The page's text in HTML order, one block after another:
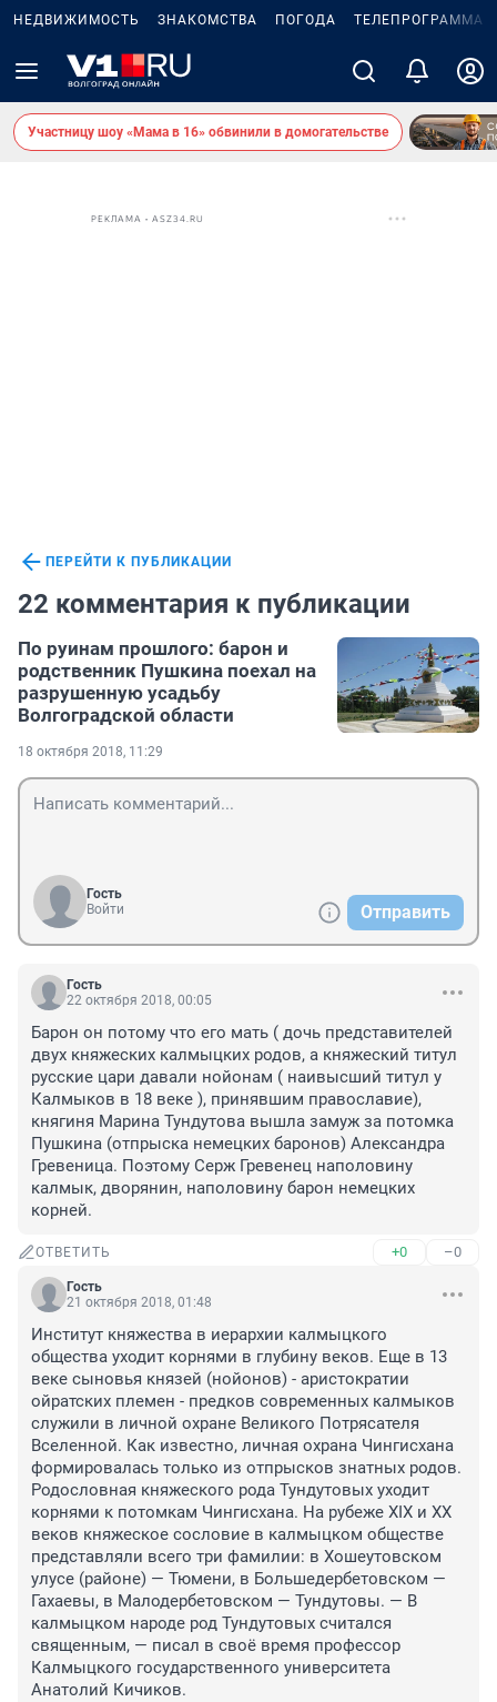
НЕДВИЖИМОСТЬ ЗНАКОМСТВА ПОГОДА ТЕЛЕПРОГРАММА
Участницу шоу «Мама в 16» обвинили в домогательстве
РЕКЛАМА • ASZ34.RU
ПЕРЕЙТИ К ПУБЛИКАЦИИ
22 комментария к публикации
По руинам прошлого: барон и
родственник Пушкина поехал на
разрушенную усадьбу
Волгоградской области
18 октября 2018, 11:29
Гость
Войти
Отправить
Гость
22 октября 2018, 00:05
Барон он потому что его мать ( дочь представителей
двух княжеских калмыцких родов, а княжеский титул
русские цари давали нойонам ( наивысший титул у
Калмыков в 18 веке ), принявшим православие),
княгиня Марина Тундутова вышла замуж за потомка
Пушкина (отпрыска немецких баронов) Александра
Гревеница. Поэтому Серж Гревенец наполовину
калмык, дворянин, наполовину барон немецких
корней.
ОТВЕТИТЬ +0 –0
Гость
21 октября 2018, 01:48
Институт княжества в иерархии калмыцкого
общества уходит корнями в глубину веков. Еще в 13
веке сыновья князей (нойонов) - аристократии
ойратских племен - предков современных калмыков
служили в личной охране Великого Потрясателя
Вселенной. Как известно, личная охрана Чингисхана
формировалась только из отпрысков знатных родов.
Родословная княжеского рода Тундутовых уходит
корнями к потомкам Чингисхана. На рубеже XIX и XX
веков княжеское сословие в калмыцком обществе
представляли всего три фамилии: в Хошеутовском
улусе (районе) — Тюмени, в Большедербетовском —
Гахаевы, в Малодербетовском — Тундутовы. — В
калмыцком народе род Тундутовых считался
священным, — писал в своё время профессор
Калмыцкого государственного университета
Анатолий Кичиков.